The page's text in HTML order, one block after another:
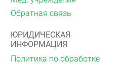
оболочки глаз,
эписклеры, другие
со стороны органа
Обратная связь
ЮРИДИЧЕСКАЯ
ИНФОРМАЦИЯ
Политика по обработке